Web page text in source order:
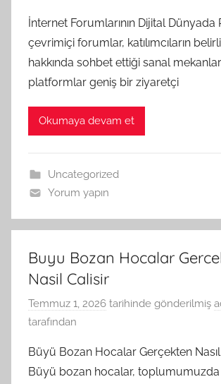
İnternet Forumlarının Dijital Dünyada
çevrimiçi forumlar, katılımcıların
hakkında sohbet ettiği sanal
platformlar geniş bir ziyaretçi
Okumaya devam et
Uncategorized
Yorum yapın
Buyu Bozan Hocalar
Nasil Calisir
Temmuz 1, 2026 tarihinde gönderilmiş
tarafından
Büyü Bozan Hocalar Gerçekten Nasıl
Büyü bozan hocalar,